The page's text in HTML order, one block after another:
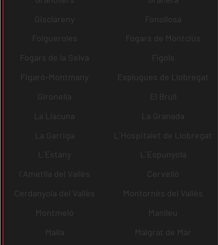
Gisclareny
Fonollosa
Folgueroles
Fogars de Montclús
Fogars de la Selva
Fígols
Figaró-Montmany
Esplugues de Llobregat
Gironella
El Brull
La Llacuna
La Granada
La Garriga
L´Hospitalet de Llobregat
L´Estany
L´Espunyola
l´Ametlla del Vallès
Cervelló
Cerdanyola del Vallès
Montornès del Vallès
Montmeló
Manlleu
Malla
Malgrat de Mar